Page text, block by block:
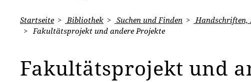
Startseite Bibliothek Suchen und Finden Handschriften,
Fakultätsprojekt und andere Projekte
Fakultätsprojekt und